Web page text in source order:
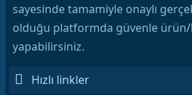
sayesinde tamamiyle onaylı
olduğu platformda güvenle ürün/
yapabilirsiniz.
Hızlı linkler